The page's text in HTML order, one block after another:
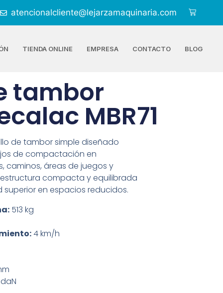
atencionalcliente@lejarzamaquinaria.com
TIENDA ONLINE EMPRESA CONTACTO BLOG
tambor
MBR71
de tambor simple diseñado
de compactación en
caminos, áreas de juegos y
compacta y equilibrada
en espacios reducidos.
513 kg
4 km/h